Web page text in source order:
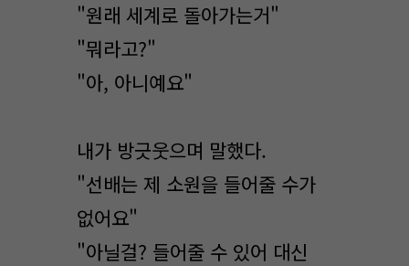
"원래 세계로 돌아가는거"
"뭐라고?"
"아, 아니예요"
내가 방긋웃으며 말했다.
"선배는 제 소원을 들어줄 수가
없어요"
"아닐걸? 들어줄 수 있어 대신